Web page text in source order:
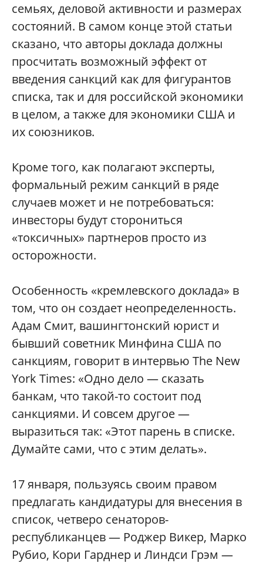
семьях, деловой активности и размерах
состояний. В самом конце этой статьи
сказано, что авторы доклада должны
просчитать возможный эффект от
введения санкций как для фигурантов
списка, так и для российской экономики
в целом, а также для экономики США и
их союзников.
Кроме того, как полагают эксперты,
формальный режим санкций в ряде
случаев может и не потребоваться:
инвесторы будут сторониться
«токсичных» партнеров просто из
осторожности.
Особенность «кремлевского доклада» в
том, что он создает неопределенность.
Адам Смит, вашингтонский юрист и
бывший советник Минфина США по
санкциям, говорит в интервью The New
York Times: «Одно дело — сказать
банкам, что такой-то состоит под
санкциями. И совсем другое —
выразиться так: «Этот парень в списке.
Думайте сами, что с этим делать».
17 января, пользуясь своим правом
предлагать кандидатуры для внесения в
список, четверо сенаторов-
республиканцев — Роджер Викер, Марко
Рубио, Кори Гарднер и Линдси Грэм —